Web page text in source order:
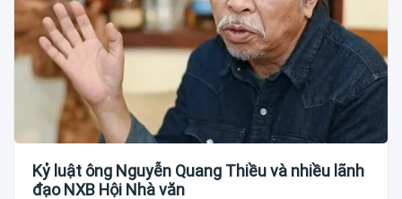
Kỷ luật ông Nguyễn Quang Thiều và nhiều lãnh
đạo NXB Hội Nhà văn